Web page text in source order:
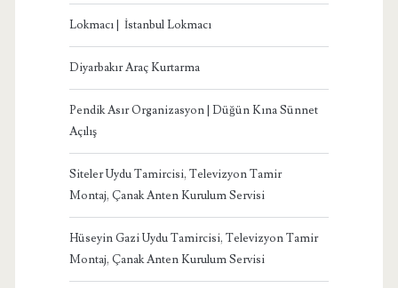
Lokmacı | İstanbul Lokmacı
Diyarbakır Araç Kurtarma
Pendik Asır Organizasyon | Düğün Kına Sünnet
Açılış
Siteler Uydu Tamircisi, Televizyon Tamir
Montaj, Çanak Anten Kurulum Servisi
Hüseyin Gazi Uydu Tamircisi, Televizyon Tamir
Montaj, Çanak Anten Kurulum Servisi